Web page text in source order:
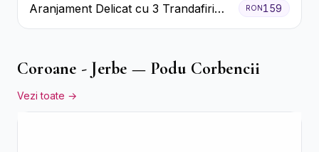
Aranjament Delicat cu 3 Trandafiri
Roz în Cutie Albă
RON 159
Coroane - Jerbe — Podu Corbencii
Vezi toate →